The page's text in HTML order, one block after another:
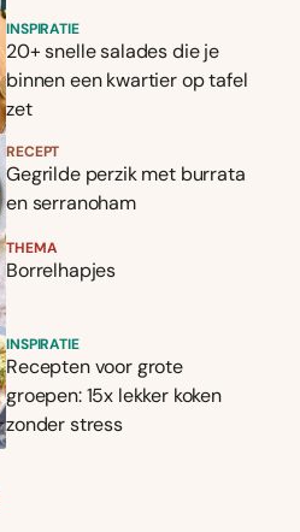
INSPIRATIE
20+ snelle salades die je
binnen een kwartier op tafel
zet
RECEPT
Gegrilde perzik met burrata
en serranoham
THEMA
Borrelhapjes
INSPIRATIE
Recepten voor grote
groepen: 15x lekker koken
zonder stress